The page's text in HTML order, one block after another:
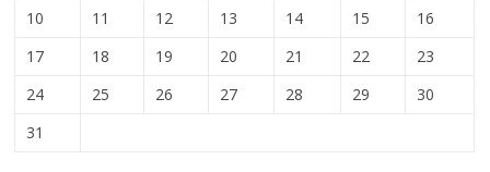
10
11 12 13 14 15
16
17
18 19 20 21 22
23
24
25 26 27 28 29
30
31